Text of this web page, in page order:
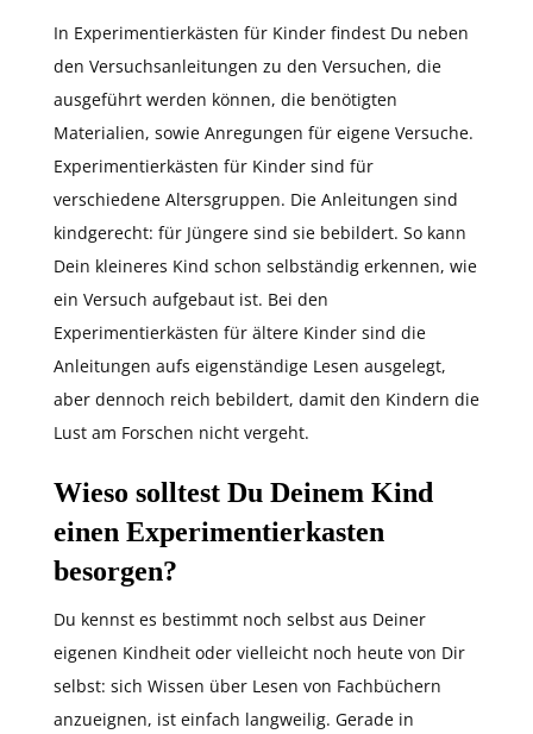
In Experimentierkästen für Kinder findest Du neben
den Versuchsanleitungen zu den Versuchen, die
ausgeführt werden können, die benötigten
Materialien, sowie Anregungen für eigene Versuche.
Experimentierkästen für Kinder sind für
verschiedene Altersgruppen. Die Anleitungen sind
kindgerecht: für Jüngere sind sie bebildert. So kann
Dein kleineres Kind schon selbständig erkennen, wie
ein Versuch aufgebaut ist. Bei den
Experimentierkästen für ältere Kinder sind die
Anleitungen aufs eigenständige Lesen ausgelegt,
aber dennoch reich bebildert, damit den Kindern die
Lust am Forschen nicht vergeht.
Wieso solltest Du Deinem Kind
einen Experimentierkasten
besorgen?
Du kennst es bestimmt noch selbst aus Deiner
eigenen Kindheit oder vielleicht noch heute von Dir
selbst: sich Wissen über Lesen von Fachbüchern
anzueignen, ist einfach langweilig. Gerade in